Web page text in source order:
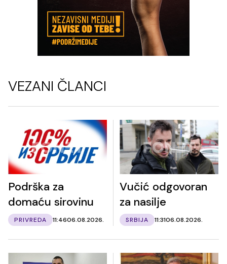
VEZANI ČLANCI
Podrška za
domaću sirovinu
PRIVREDA 11:4606.08.2026.
Vučić odgovoran
za nasilje
SRBIJA 11:3106.08.2026.